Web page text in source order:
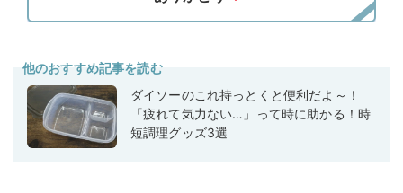
他のおすすめ記事を読む
ダイソーのこれ持っとくと便利だよ～！
「疲れて気力ない…」って時に助かる！時
短調理グッズ3選